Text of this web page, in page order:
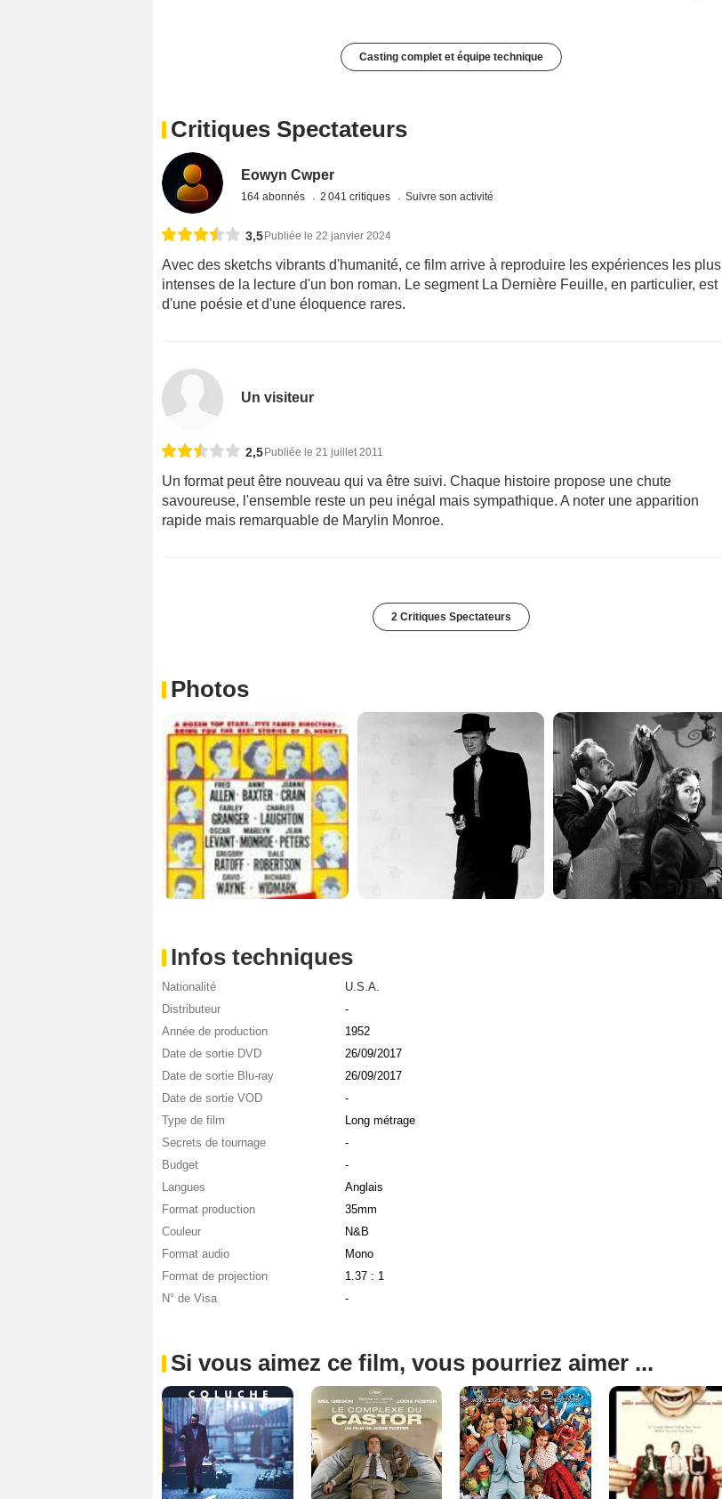
Casting complet et équipe technique
Critiques Spectateurs
Eowyn Cwper
164 abonnés 2 041 critiques Suivre son activité
3,5 Publiée le 22 janvier 2024
Avec des sketchs vibrants d'humanité, ce film arrive à reproduire les expériences les plus
intenses de la lecture d'un bon roman. Le segment La Dernière Feuille, en particulier, est
d'une poésie et d'une éloquence rares.
Un visiteur
2,5 Publiée le 21 juillet 2011
Un format peut être nouveau qui va être suivi. Chaque histoire propose une chute
savoureuse, l'ensemble reste un peu inégal mais sympathique. A noter une apparition
rapide mais remarquable de Marylin Monroe.
2 Critiques Spectateurs
Photos
Infos techniques
Nationalité
U.S.A.
Distributeur
-
Année de production
1952
Date de sortie DVD
26/09/2017
Date de sortie Blu-ray
26/09/2017
Date de sortie VOD
-
Type de film
Long métrage
Secrets de tournage
-
Budget
-
Langues
Anglais
Format production
35mm
Couleur
N&B
Format audio
Mono
Format de projection
1.37 : 1
N° de Visa
-
Si vous aimez ce film, vous pourriez aimer ...